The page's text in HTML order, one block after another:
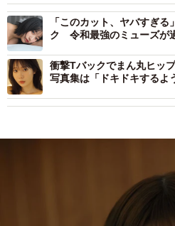
「このカット、ヤバすぎ
ク 令和最強のミューズが
衝撃Tバックでまん丸ヒッ
写真集は「ドキドキするよ